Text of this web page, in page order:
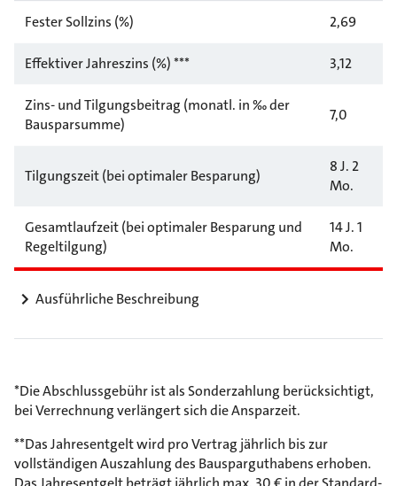
Fester Sollzins (%) 2,69
Effektiver Jahreszins (%) *** 3,12
Zins- und Tilgungsbeitrag (monatl. in ‰ der
Bausparsumme)
7,0
Tilgungszeit (bei optimaler Besparung)
8 J. 2
Mo.
Gesamtlaufzeit (bei optimaler Besparung und
Regeltilgung)
14 J. 1
Mo.
Ausführliche Beschreibung
*Die Abschlussgebühr ist als Sonderzahlung berücksichtigt,
bei Verrechnung verlängert sich die Ansparzeit.
**Das Jahresentgelt wird pro Vertrag jährlich bis zur
vollständigen Auszahlung des Bausparguthabens erhoben.